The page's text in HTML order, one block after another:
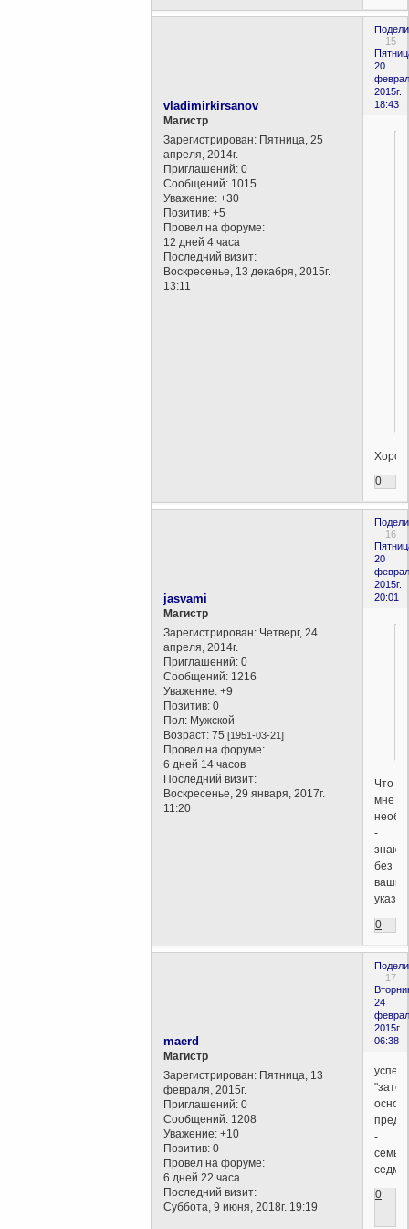
15
20
2015г.
18:43
vladimirkirsanov
Магистр
Зарегистрирован: Пятница, 25
апреля, 2014г.
Приглашений: 0
Сообщений: 1015
Уважение: +30
Позитив: +5
Провел на форуме:
12 дней 4 часа
Последний визит:
Воскресенье, 13 декабря, 2015г.
13:11
0
16
20
2015г.
20:01
jasvami
Магистр
Зарегистрирован: Четверг, 24
апреля, 2014г.
Приглашений: 0
Сообщений: 1216
Уважение: +9
Позитив: 0
Пол: Мужской
Возраст: 75[1951-03-21]
Провел на форуме:
6 дней 14 часов
Последний визит:
Воскресенье, 29 января, 2017г.
11:20
Что
мне
-
знаю
без
ваших
0
17
24
2015г.
06:38
maerd
Магистр
Зарегистрирован: Пятница, 13
февраля, 2015г.
Приглашений: 0
Сообщений: 1208
Уважение: +10
Позитив: 0
Провел на форуме:
6 дней 22 часа
Последний визит:
Суббота, 9 июня, 2018г. 19:19
основу
-
0